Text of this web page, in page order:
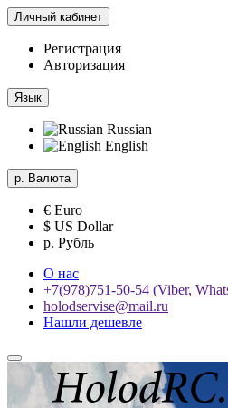
Личный кабинет
Регистрация
Авторизация
Язык
Russian
English
р. Валюта
€ Euro
$ US Dollar
р. Рубль
О нас
+7(978)751-50-54 (Viber,
holodservise@mail.ru
Нашли дешевле